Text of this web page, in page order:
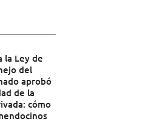
la Ley de
del
aprobó
de la
cómo